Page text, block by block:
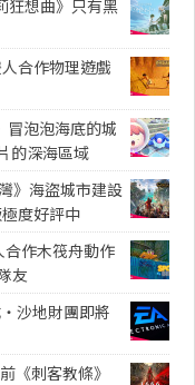
狂想曲》只有黑
合作物理遊戲
冒泡泡海底的城
的深海區域
》海盜城市建設
度好評中
合作木筏舟動作
友
沙地財團即將
《刺客教條》